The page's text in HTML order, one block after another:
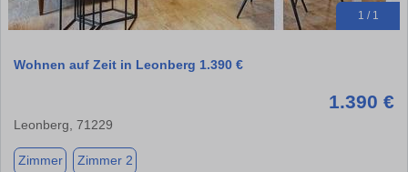
1 / 1
Wohnen auf Zeit in Leonberg 1.390 €
1.390 €
Leonberg, 71229
Zimmer Zimmer 2